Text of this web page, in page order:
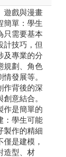
遊戲與漫畫
簡單：學生
只需要基本
計技巧，但
及專業的分
規劃、角色
情發展等。
作背後的深
創意結合。
作是簡單的
：學生可能
製作的精細
僅是建模，
造型、材